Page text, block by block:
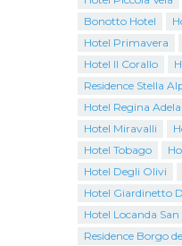
Bonotto Hotel
Hotel Primavera
Hotel Il Corallo
Residence Stella
Hotel Regina
Hotel Miravalli
Hotel Tobago
Hotel Degli Olivi
Hotel Giardinetto
Hotel Locanda San
Residence Borgo